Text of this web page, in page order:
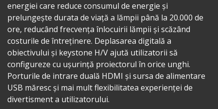
energiei care reduce consumul de energie și
prelungește durata de viață a lămpii până la 20.000 de
ore, reducând frecvența înlocuirii lămpii și scăzând
costurile de întreținere. Deplasarea digitală a
obiectivului și keystone H/V ajută utilizatorii să
configureze cu ușurință proiectorul în orice unghi.
Porturile de intrare duală HDMI și sursa de alimentare
USB măresc și mai mult flexibilitatea experienței de
divertisment a utilizatorului.